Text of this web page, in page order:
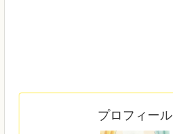
プロフィール